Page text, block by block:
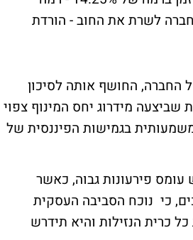
לשרת את החוב - הורדת
החברה, החושף אותה לסיכון
מידרוג יחס המינוף צפוי
לפגוע משמעותית בגמישות הפיננסית של
הקרובים לדסק"ש עומס פירעונות גבוה, כאשר
כי נוכח הסביבה העסקית
כרית הנזילות והיא תידרש